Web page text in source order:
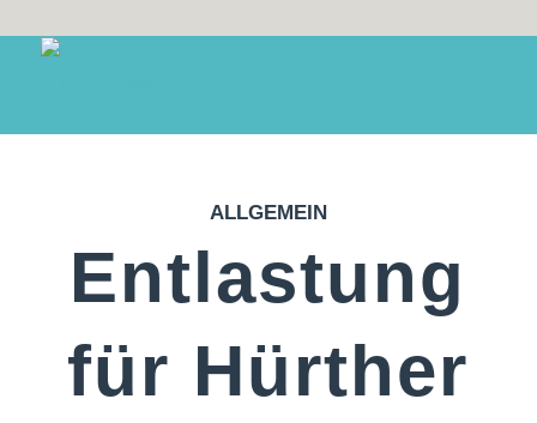
ALLGEMEIN
Entlastung
für Hürther